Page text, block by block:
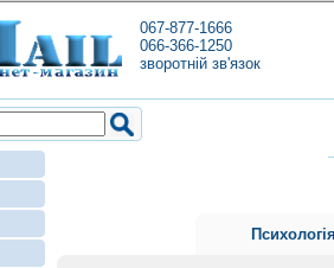
067-877-1666
066-366-1250
зворотній зв'язок